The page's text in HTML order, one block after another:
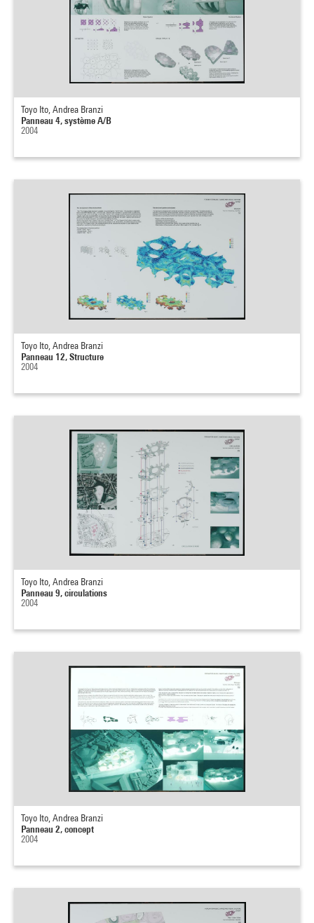
Toyo Ito, Andrea Branzi
Panneau 4, système A/B
2004
Toyo Ito, Andrea Branzi
Panneau 12, Structure
2004
Toyo Ito, Andrea Branzi
Panneau 9, circulations
2004
Toyo Ito, Andrea Branzi
Panneau 2, concept
2004